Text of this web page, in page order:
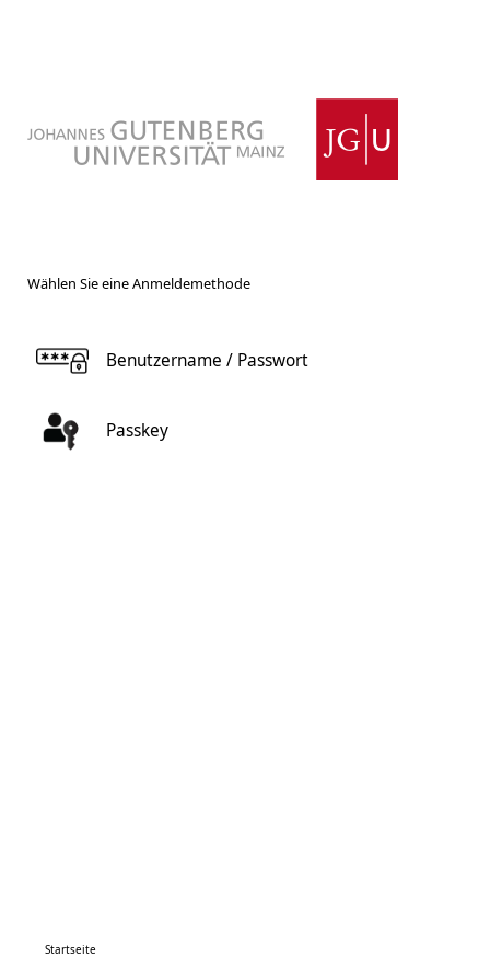
Wählen Sie eine Anmeldemethode
Benutzername / Passwort
Passkey
Startseite